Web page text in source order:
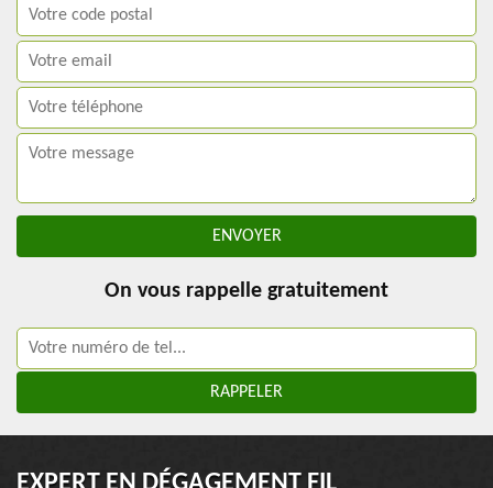
On vous rappelle gratuitement